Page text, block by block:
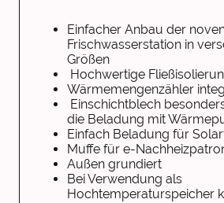
Einfacher Anbau der
Frischwasserstation in
Größen
Hochwertige
Wärmemengenzähler
Einschichtblech
die Beladung mit
Einfach Beladung für
Muffe für e-
Außen grundiert
Bei Verwendung als
Hochtemperaturspeicher